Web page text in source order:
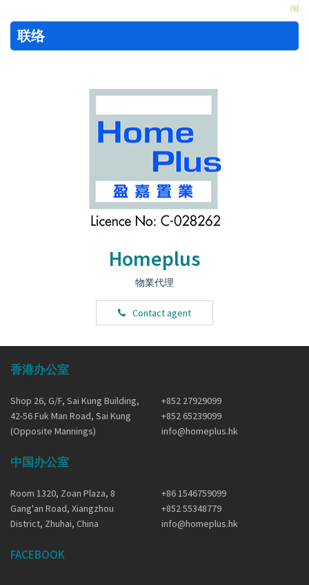
联络
Homeplus
物業代理
Contact agent
香港办公室
Shop 26, G/F, Sai Kung Building,
42-56 Fuk Man Road, Sai Kung
(Opposite Mannings)
+852 27929099
+852 65239099
info@homeplus.hk
中国办公室
Room 1320, Zoan Plaza, 8
Gang'an Road, Xiangzhou
District, Zhuhai, China
+86 1546759099
+852 55348779
info@homeplus.hk
FACEBOOK